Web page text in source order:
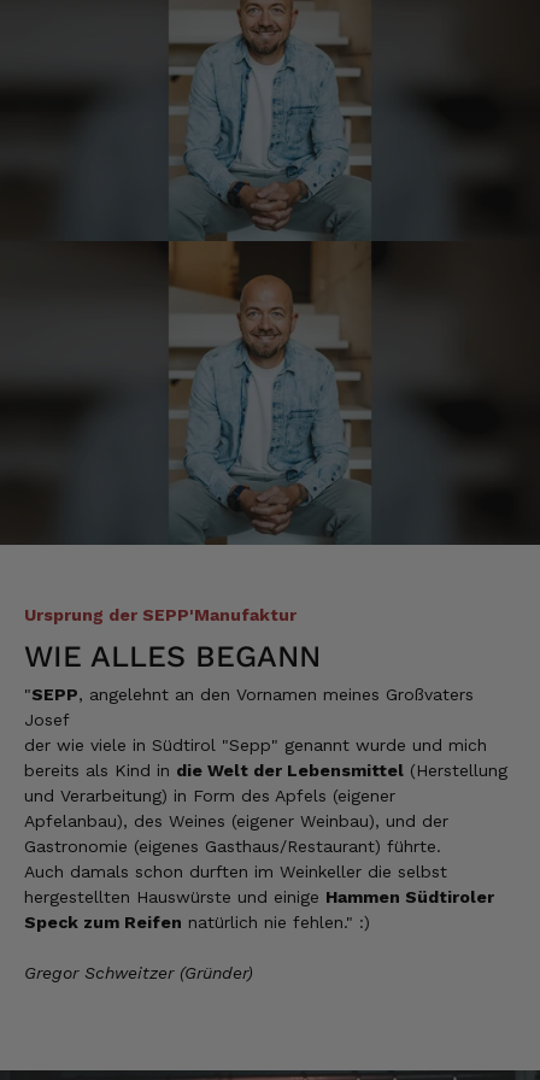
Ursprung der SEPP'Manufaktur
WIE ALLES BEGANN
"SEPP, angelehnt an den Vornamen meines Großvaters
Josef
der wie viele in Südtirol "Sepp" genannt wurde und mich
bereits als Kind in die Welt der Lebensmittel (Herstellung
und Verarbeitung) in Form des Apfels (eigener
Apfelanbau), des Weines (eigener Weinbau), und der
Gastronomie (eigenes Gasthaus/Restaurant) führte.
Auch damals schon durften im Weinkeller die selbst
hergestellten Hauswürste und einige Hammen Südtiroler
Speck zum Reifen natürlich nie fehlen." :)
Gregor Schweitzer (Gründer)
Steffi
Verifizierter Kunde
Sehr gute Produkte und auch eine schnelle
Lieferung. Produkte auch lange haltbar.
Bernhard
Verifizierter Kunde
Die Ware wurde sehr schnell geliefert und ich
habe sie dann auch gleich probiert und es ist
natürlich ein wunderbarer Geschmack aus
Tirol und ich bin froh, dass sie so eine gute
Qualität liefert
Bergkräuter. Ich würde mir wünschen
Pakete. Bin Rentnerin und brauche nicht so
viel.
7.8.2026
Verifizierter Kunde
Tolles Angebot, Qualität und Geschmack -
Note 1
7.8.2026
Elfi